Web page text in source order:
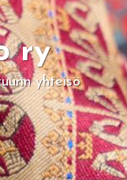
ry
yhteisö